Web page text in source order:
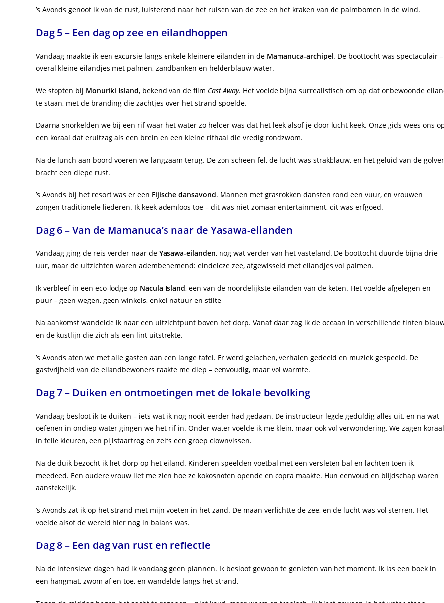
’s Avonds genoot ik van de rust, luisterend naar het ruisen van de zee en het kraken van de palmbomen in de wind.
Dag 5 – Een dag op zee en eilandhoppen
Vandaag maakte ik een excursie langs enkele kleinere eilanden in de Mamanuca-archipel. De boottocht was spectaculair –
overal kleine eilandjes met palmen, zandbanken en helderblauw water.
We stopten bij Monuriki Island, bekend van de film Cast Away. Het voelde bijna surrealistisch om op dat onbewoonde
te staan, met de branding die zachtjes over het strand spoelde.
Daarna snorkelden we bij een rif waar het water zo helder was dat het leek alsof je door lucht keek. Onze gids wees ons
een koraal dat eruitzag als een brein en een kleine rifhaai die vredig rondzwom.
Na de lunch aan boord voeren we langzaam terug. De zon scheen fel, de lucht was strakblauw, en het geluid van de
bracht een diepe rust.
’s Avonds bij het resort was er een Fijische dansavond. Mannen met grasrokken dansten rond een vuur, en vrouwen
zongen traditionele liederen. Ik keek ademloos toe – dit was niet zomaar entertainment, dit was erfgoed.
Dag 6 – Van de Mamanuca’s naar de Yasawa-eilanden
Vandaag ging de reis verder naar de Yasawa-eilanden, nog wat verder van het vasteland. De boottocht duurde bijna drie
uur, maar de uitzichten waren adembenemend: eindeloze zee, afgewisseld met eilandjes vol palmen.
Ik verbleef in een eco-lodge op Nacula Island, een van de noordelijkste eilanden van de keten. Het voelde afgelegen en
puur – geen wegen, geen winkels, enkel natuur en stilte.
Na aankomst wandelde ik naar een uitzichtpunt boven het dorp. Vanaf daar zag ik de oceaan in verschillende tinten
en de kustlijn die zich als een lint uitstrekte.
’s Avonds aten we met alle gasten aan een lange tafel. Er werd gelachen, verhalen gedeeld en muziek gespeeld. De
gastvrijheid van de eilandbewoners raakte me diep – eenvoudig, maar vol warmte.
Dag 7 – Duiken en ontmoetingen met de lokale bevolking
Vandaag besloot ik te duiken – iets wat ik nog nooit eerder had gedaan. De instructeur legde geduldig alles uit, en na wat
oefenen in ondiep water gingen we het rif in. Onder water voelde ik me klein, maar ook vol verwondering. We zagen koraal
in felle kleuren, een pijlstaartrog en zelfs een groep clownvissen.
Na de duik bezocht ik het dorp op het eiland. Kinderen speelden voetbal met een versleten bal en lachten toen ik
meedeed. Een oudere vrouw liet me zien hoe ze kokosnoten opende en copra maakte. Hun eenvoud en blijdschap waren
aanstekelijk.
’s Avonds zat ik op het strand met mijn voeten in het zand. De maan verlichtte de zee, en de lucht was vol sterren. Het
voelde alsof de wereld hier nog in balans was.
Dag 8 – Een dag van rust en reflectie
Na de intensieve dagen had ik vandaag geen plannen. Ik besloot gewoon te genieten van het moment. Ik las een boek in
een hangmat, zwom af en toe, en wandelde langs het strand.